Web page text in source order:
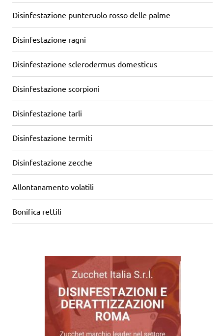
Disinfestazione punteruolo rosso delle palme
Disinfestazione ragni
Disinfestazione sclerodermus domesticus
Disinfestazione scorpioni
Disinfestazione tarli
Disinfestazione termiti
Disinfestazione zecche
Allontanamento volatili
Bonifica rettili